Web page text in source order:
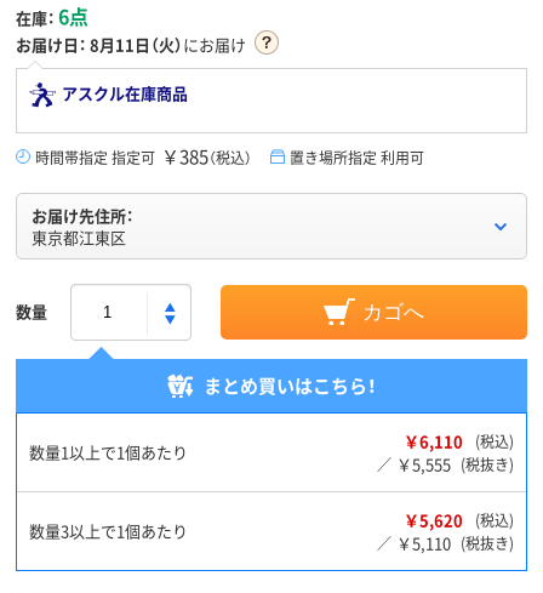
在庫： 6点
お届け日： 8月11日（火）にお届け
アスクル在庫商品
時間帯指定 指定可 ￥385（税込） 置き場所指定 利用可
お届け先住所：
東京都江東区
数量 カゴへ
まとめ買いはこちら！
数量1以上で1個あたり ￥6,110
(税込)
／ ￥5,555 (税抜き)
数量3以上で1個あたり ￥5,620
(税込)
／ ￥5,110 (税抜き)